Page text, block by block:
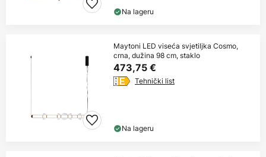
Na lageru
Maytoni LED viseća svjetiljka Cosmo,
crna, dužina 98 cm, staklo
473,75 €
Tehnički list
Na lageru